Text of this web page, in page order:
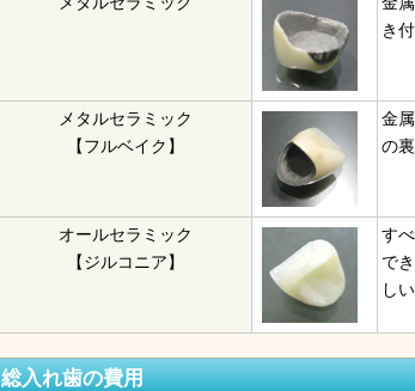
き
メタルセラミック
【フルベイク】
金
の
オールセラミック
【ジルコニア】
す
で
し
総入れ歯の費用